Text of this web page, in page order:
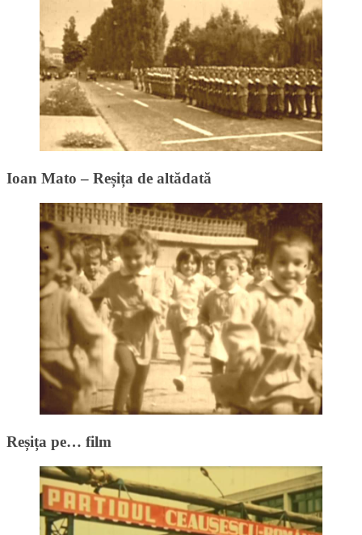
Ioan Mato – Reșița de altădată
Reșița pe… film